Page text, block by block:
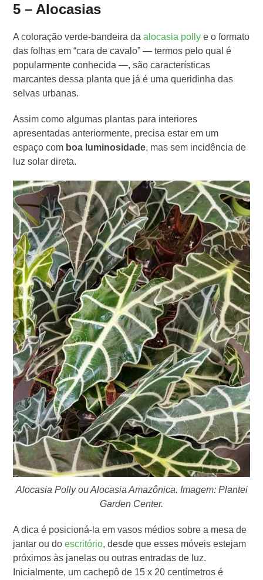
5 – Alocasias
A coloração verde-bandeira daalocasia polly e o formato
das folhas em “cara de cavalo” — termos pelo qual é
popularmente conhecida —, são características
marcantes dessa planta que já é uma queridinha das
selvas urbanas.
Assim como algumas plantas para interiores
apresentadas anteriormente, precisa estar em um
espaço com boa luminosidade, mas sem incidência de
luz solar direta.
Alocasia Polly ou Alocasia Amazônica. Imagem: Plantei
Garden Center.
A dica é posicioná-la em vasos médios sobre a mesa de
jantar ou doescritório, desde que esses móveis estejam
próximos às janelas ou outras entradas de luz.
Inicialmente, um cachepô de 15 x 20 centímetros é